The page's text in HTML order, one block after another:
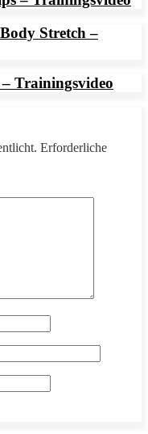
Stretch –
Trainingsvideo
Erforderliche